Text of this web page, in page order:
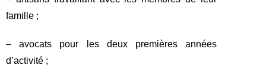
famille ;
– avocats pour les deux premières années
d’activité ;